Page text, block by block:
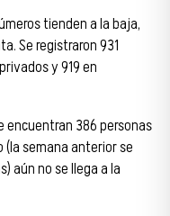
tienden a la baja,
Se registraron 931
y 919 en
encuentran 386 personas
semana anterior se
aún no se llega a la